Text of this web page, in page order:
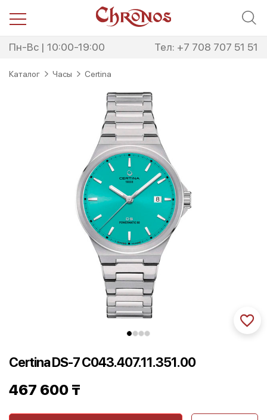
Пн-Вс | 10:00-19:00 Тел: +7 708 707 51 51
Каталог Часы Certina
Certina DS-7 C043.407.11.351.00
467 600 ₸